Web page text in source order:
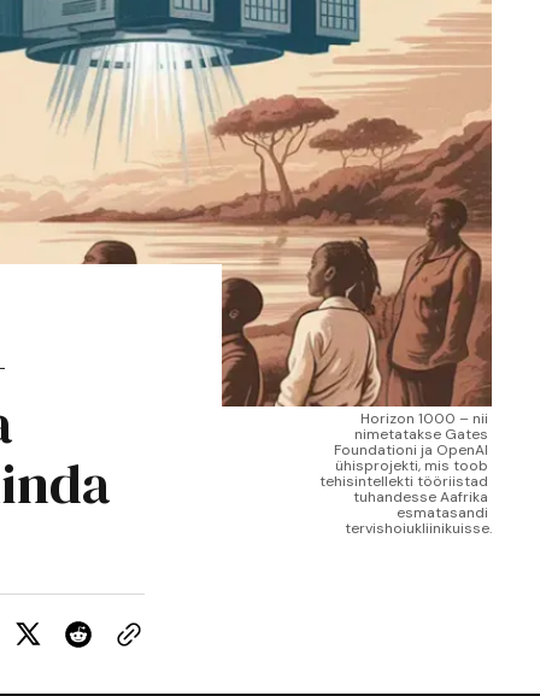
Horizon 1000 – nii
nimetatakse Gates
Foundationi ja OpenAI
ühisprojekti, mis toob
tehisintellekti tööriistad
tuhandesse Aafrika
esmatasandi
tervishoiukliinikuisse.